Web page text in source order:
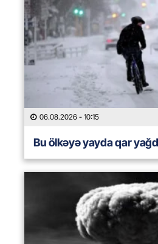
06.08.2026 - 10:15
Bu ölkəyə yayda qar